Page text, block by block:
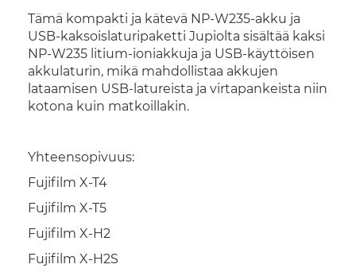
Tämä kompakti ja kätevä NP-W235-akku ja
USB-kaksoislaturipaketti Jupiolta sisältää kaksi
NP-W235 litium-ioniakkuja ja USB-käyttöisen
akkulaturin, mikä mahdollistaa akkujen
lataamisen USB-latureista ja virtapankeista niin
kotona kuin matkoillakin.
Yhteensopivuus:
Fujifilm X-T4
Fujifilm X-T5
Fujifilm X-H2
Fujifilm X-H2S